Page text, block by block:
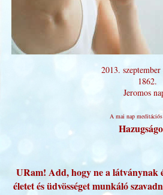
2013.
1862.
Jeromos
A mai nap
URam! Add, hogy ne a látványnak
életet és üdvösséget munkáló